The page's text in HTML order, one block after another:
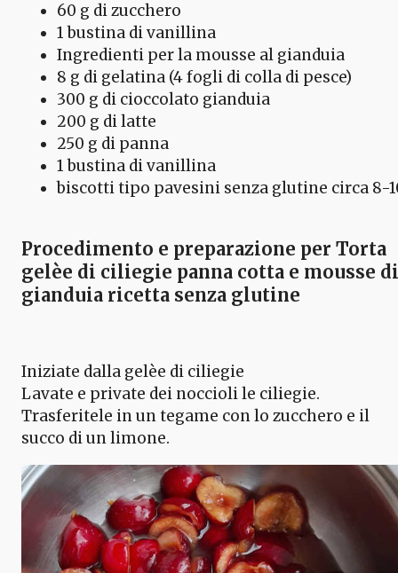
60 g di zucchero
1 bustina di vanillina
Ingredienti per la mousse al gianduia
8 g di gelatina (4 fogli di colla di pesce)
300 g di cioccolato gianduia
200 g di latte
250 g di panna
1 bustina di vanillina
biscotti tipo pavesini senza glutine circa 8-
Procedimento e preparazione per Torta
gelèe di ciliegie panna cotta e mousse di
gianduia ricetta senza glutine
Iniziate dalla gelèe di ciliegie
Lavate e private dei noccioli le ciliegie.
Trasferitele in un tegame con lo zucchero e il
succo di un limone.